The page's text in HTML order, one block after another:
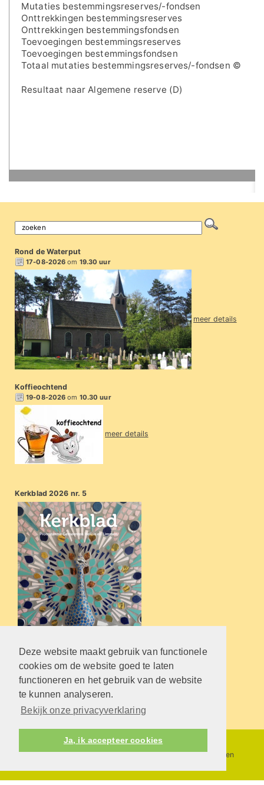
Deze website maakt gebruik van functionele
cookies om de website goed te laten
functioneren en het gebruik van de website
te kunnen analyseren.
Bekijk onze privacyverklaring
Ja, ik accepteer cookies
Mutaties bestemmingsreserves/-fondsen
Onttrekkingen bestemmingsreserves
Onttrekkingen bestemmingsfondsen
Toevoegingen bestemmingsreserves
Toevoegingen bestemmingsfondsen
Totaal mutaties bestemmingsreserves/-fondsen ©
Resultaat naar Algemene reserve (D)
Rond de Waterput
17-08-2026 om 19.30 uur
meer details
Koffieochtend
19-08-2026 om 10.30 uur
meer details
Kerkblad 2026 nr. 5
Klik hier voor de blader versie
U kunt het hier downloaden.
Protestantsekerk.net is een samenwerking tussen de
dienstenorganisatie van deProtestantse Kerk in Nederland
en